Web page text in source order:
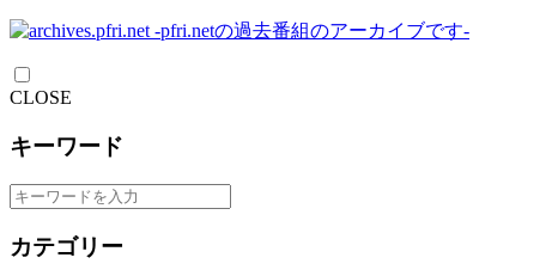
CLOSE
キーワード
カテゴリー